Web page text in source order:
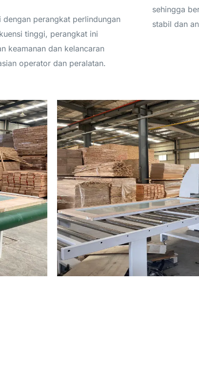
dengan perangkat perlindungan
tinggi, perangkat ini
keamanan dan kelancaran
operator dan peralatan.
sehingga
stabil dan